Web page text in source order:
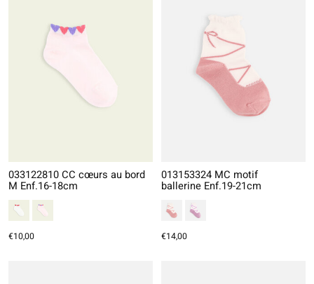
033122810 CC cœurs au bord
M Enf.16-18cm
€10,00
013153324 MC motif
ballerine Enf.19-21cm
€14,00